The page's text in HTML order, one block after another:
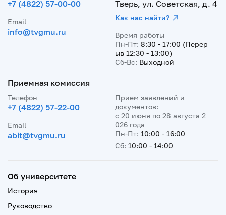
+7 (4822) 57-00-00
Email
info@tvgmu.ru
Тверь, ул. Советская, д. 4
Как нас найти?
Время работы
Пн-Пт: 8:30 - 17:00 (Перер
ыв 12:30 - 13:00)
Сб-Вс: Выходной
Приемная комиссия
Телефон
+7 (4822) 57-22-00
Email
abit@tvgmu.ru
Прием заявлений и
документов:
с 20 июня по 28 августа 2
026 года
Пн-Пт: 10:00 - 16:00
Сб: 10:00 - 14:00
Об университете
История
Руководство